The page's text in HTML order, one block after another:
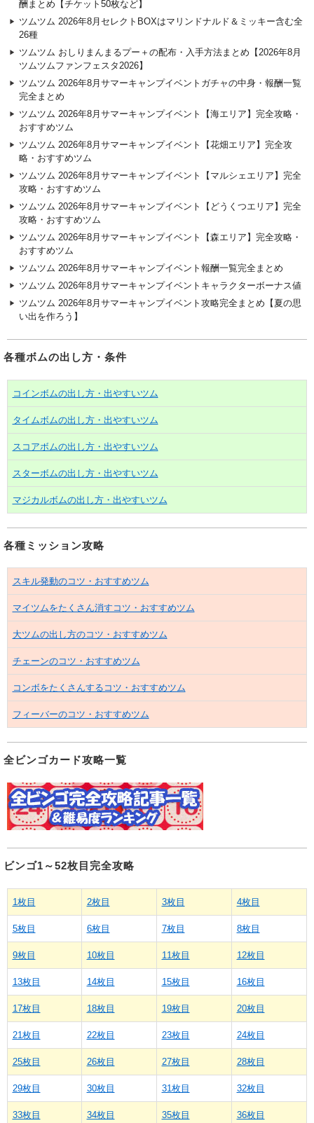
酬まとめ【チケット50枚など】
ツムツム 2026年8月セレクトBOXはマリンドナルド＆ミッキー含む全
26種
ツムツム おしりまんまるプー＋の配布・入手方法まとめ【2026年8月
ツムツムファンフェスタ2026】
ツムツム 2026年8月サマーキャンプイベントガチャの中身・報酬一覧
完全まとめ
ツムツム 2026年8月サマーキャンプイベント【海エリア】完全攻略・
おすすめツム
ツムツム 2026年8月サマーキャンプイベント【花畑エリア】完全攻
略・おすすめツム
ツムツム 2026年8月サマーキャンプイベント【マルシェエリア】完全
攻略・おすすめツム
ツムツム 2026年8月サマーキャンプイベント【どうくつエリア】完全
攻略・おすすめツム
ツムツム 2026年8月サマーキャンプイベント【森エリア】完全攻略・
おすすめツム
ツムツム 2026年8月サマーキャンプイベント報酬一覧完全まとめ
ツムツム 2026年8月サマーキャンプイベントキャラクターボーナス値
ツムツム 2026年8月サマーキャンプイベント攻略完全まとめ【夏の思
い出を作ろう】
各種ボムの出し方・条件
コインボムの出し方・出やすいツム
タイムボムの出し方・出やすいツム
スコアボムの出し方・出やすいツム
スターボムの出し方・出やすいツム
マジカルボムの出し方・出やすいツム
各種ミッション攻略
スキル発動のコツ・おすすめツム
マイツムをたくさん消すコツ・おすすめツム
大ツムの出し方のコツ・おすすめツム
チェーンのコツ・おすすめツム
コンボをたくさんするコツ・おすすめツム
フィーバーのコツ・おすすめツム
全ビンゴカード攻略一覧
ビンゴ1～52枚目完全攻略
1枚目 2枚目 3枚目 4枚目
5枚目 6枚目 7枚目 8枚目
9枚目 10枚目 11枚目 12枚目
13枚目 14枚目 15枚目 16枚目
17枚目 18枚目 19枚目 20枚目
21枚目 22枚目 23枚目 24枚目
25枚目 26枚目 27枚目 28枚目
29枚目 30枚目 31枚目 32枚目
33枚目 34枚目 35枚目 36枚目